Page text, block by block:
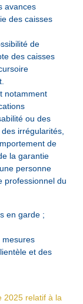
avances
des caisses
de
des caisses
notamment
ou des
irrégularités,
de
la garantie
personne
professionnel du
en garde ;
mesures
et des
2025 relatif à la